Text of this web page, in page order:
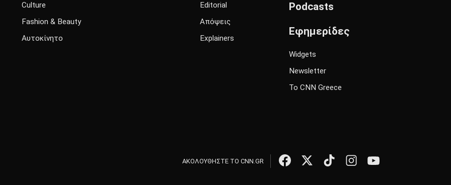
Culture
Fashion & Beauty
Αυτοκίνητο
Editorial
Απόψεις
Explainers
Podcasts
Εφημερίδες
Widgets
Newsletter
Το CNN Greece
ΑΚΟΛΟΥΘΗΣΤΕ ΤΟ CNN.GR